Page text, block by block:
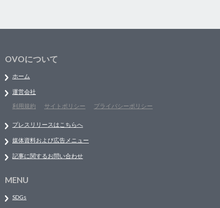
OVOについて
ホーム
運営会社
利用規約
サイトポリシー プライバシーポリシー
プレスリリースはこちらへ
媒体資料および広告メニュー
記事に関するお問い合わせ
MENU
SDGs